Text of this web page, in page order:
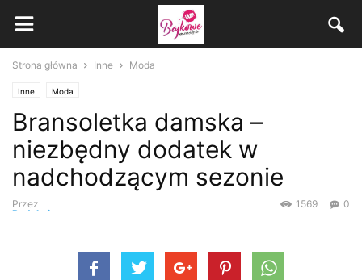
Strona główna Inne Moda
Inne Moda
Bransoletka damska –
niezbędny dodatek w
nadchodzącym sezonie
Przez
Redakcja
0
1569